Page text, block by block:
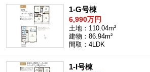
1-G号棟
6,990万円
土地：110.04m²
建物：86.94m²
間取：4LDK
1-I号棟